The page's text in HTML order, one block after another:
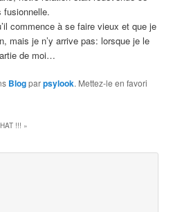
fusionnelle.
commence à se faire vieux et que je
mais je n’y arrive pas: lorsque je le
de moi…
Blogparpsylook. Mettez-le en favori
!!! »